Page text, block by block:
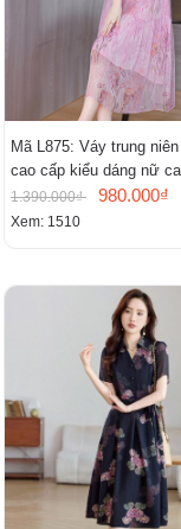
Mã L875: Váy trung
cao cấp kiểu dáng nữ
cấp thần
1.390.000₫ 980.000₫
Xem: 1510